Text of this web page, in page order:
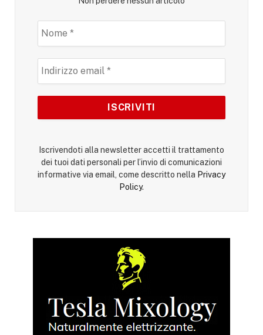
Iscrivendoti alla newsletter accetti il trattamento
dei tuoi dati personali per l’invio di comunicazioni
informative via email, come descritto nella Privacy
Policy.